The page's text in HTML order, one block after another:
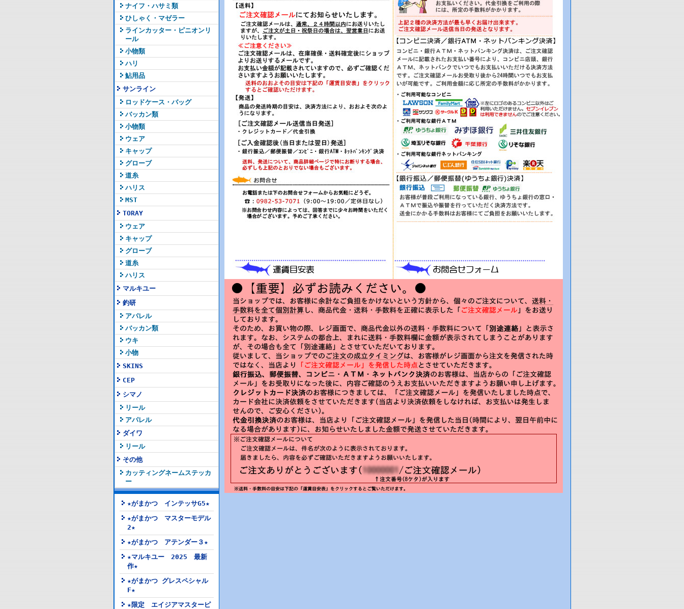
ナイフ・ハサミ類
ひしゃく・マゼラー
ラインカッター・ピニオンリ
ール
小物類
ハリ
鮎用品
サンライン
ロッドケース・バッグ
バッカン類
小物類
ウェア
キャップ
グローブ
道糸
ハリス
MST
TORAY
ウェア
キャップ
グローブ
道糸
ハリス
マルキユー
釣研
アパレル
バッカン類
ウキ
小物
SKINS
CEP
シマノ
リール
アパレル
ダイワ
リール
その他
カッティングネームステッカ
ー
★がまかつ インテッサG5★
★がまかつ マスターモデル
2★
★がまかつ アテンダー３★
★マルキユー 2025 最新
作★
★がまかつ グレスペシャル
F★
★限定 エイジアマスターピ